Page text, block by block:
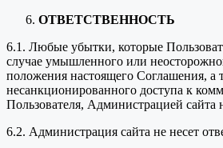
ОТВЕТСТВЕННОСТЬ
6.1. Любые убытки, которые
случае умышленного или
положения настоящего Соглашения, а
несанкционированного доступа к
Пользователя, Администрацией сайта
6.2. Администрация сайта не несет